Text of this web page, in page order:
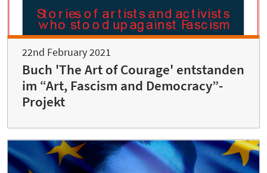
22nd February 2021
Buch 'The Art of Courage' entstanden
im “Art, Fascism and Democracy”-
Projekt